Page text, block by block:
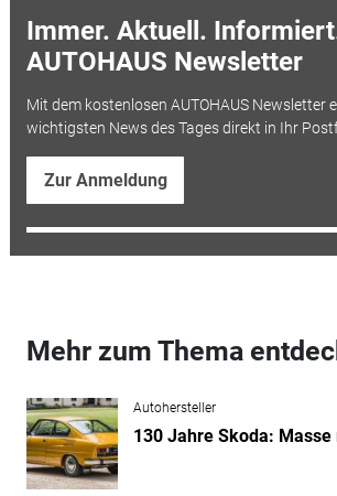
Immer. Aktuell.
AUTOHAUS Newsletter
Mit dem kostenlosen AUTOHAUS Newsletter
wichtigsten News des Tages direkt in Ihr
Zur Anmeldung
Mehr zum Thema
Autohersteller
130 Jahre Skoda: Masse